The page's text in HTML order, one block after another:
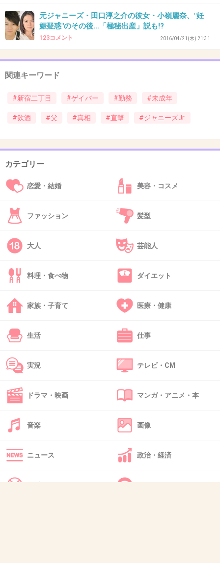
43. 匿名2017/04/29(土) 11:11:27
なかったら
+43
>>36
そうやって心を入れ替えられればいいけど、
SNSでファンとやりとりしたりステージに立と
うとしてる時点でまだ芸能界に未練あるんじゃ
ないかな
ジャニーズってだけで近寄ってくる女の子は沢
山いるだろうし、先輩のバックダンサーだとし
一度知ったらその快感を断ち切るのは簡単じゃ
ジャニーズって親が勝手に履歴書送るイメージ
だし、クセありそうな親も多いよね
毒親なんだろうな
+112
46. 匿名
サイゾーじゃん
元ジャニーズ・田口淳之介の彼女・小嶺麗奈、"妊
娠疑惑"のその後…「極秘出産」説も!?
123コメント 2016/04/21(木) 21:31
関連キーワード
#新宿二丁目 #ゲイバー #勤務 #未成年
#飲酒 #父 #真相 #直撃 #ジャニーズJr.
カテゴリー
恋愛・結婚 美容・コスメ
ファッション 髪型
大人 芸能人
料理・食べ物 ダイエット
家族・子育て 医療・健康
生活 仕事
実況 テレビ・CM
ドラマ・映画 マンガ・アニメ・本
音楽 画像
ニュース 政治・経済